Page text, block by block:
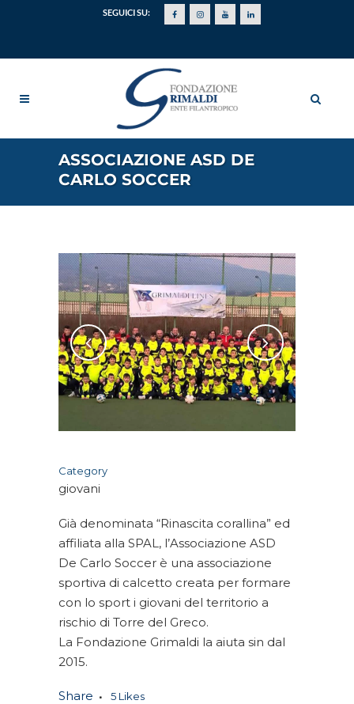
SEGUICI SU:
ASSOCIAZIONE ASD DE
CARLO SOCCER
Category
giovani
Già denominata “Rinascita corallina” ed
affiliata alla SPAL, l’Associazione ASD
De Carlo Soccer è una associazione
sportiva di calcetto creata per formare
con lo sport i giovani del territorio a
rischio di Torre del Greco.
La Fondazione Grimaldi la aiuta sin dal
2015.
Share 5 Likes